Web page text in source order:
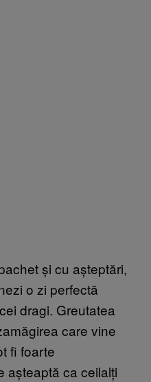
și cu așteptări,
o zi perfectă
dragi. Greutatea
care vine
fi foarte
așteaptă ca ceilalți